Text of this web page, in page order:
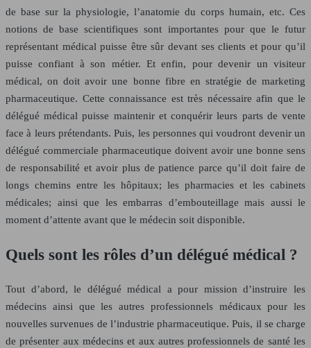
de base sur la physiologie, l’anatomie du corps humain, etc. Ces
notions de base scientifiques sont importantes pour que le futur
représentant médical puisse être sûr devant ses clients et pour qu’il
puisse confiant à son métier. Et enfin, pour devenir un visiteur
médical, on doit avoir une bonne fibre en stratégie de marketing
pharmaceutique. Cette connaissance est très nécessaire afin que le
délégué médical puisse maintenir et conquérir leurs parts de vente
face à leurs prétendants. Puis, les personnes qui voudront devenir un
délégué commerciale pharmaceutique doivent avoir une bonne sens
de responsabilité et avoir plus de patience parce qu’il doit faire de
longs chemins entre les hôpitaux; les pharmacies et les cabinets
médicales; ainsi que les embarras d’embouteillage mais aussi le
moment d’attente avant que le médecin soit disponible.
Quels sont les rôles d’un délégué médical ?
Tout d’abord, le délégué médical a pour mission d’instruire les
médecins ainsi que les autres professionnels médicaux pour les
nouvelles survenues de l’industrie pharmaceutique. Puis, il se charge
de présenter aux médecins et aux autres professionnels de santé les